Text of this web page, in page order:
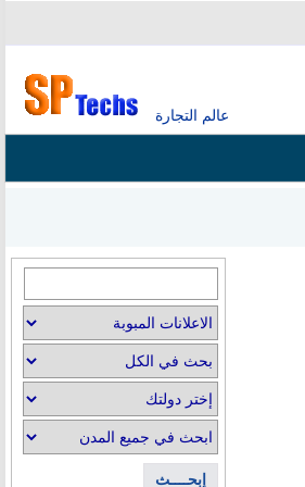
عالم التجارة
إبحــــث